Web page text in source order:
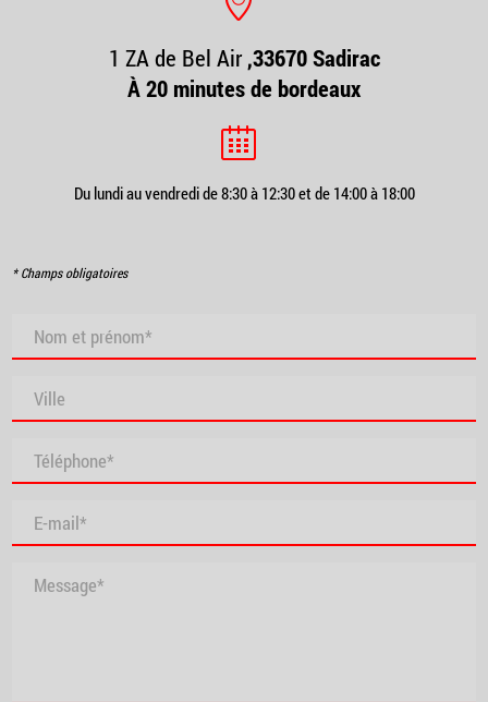
1 ZA de Bel Air,33670 Sadirac
À 20 minutes de bordeaux
Du lundi au vendredi de 8:30 à 12:30 et de 14:00 à 18:00
* Champs obligatoires
Nom et prénom*
Ville
Téléphone*
E-mail*
Message*